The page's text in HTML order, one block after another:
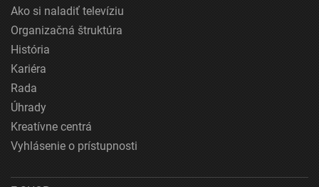
Ako si naladiť televíziu
Organizačná štruktúra
História
Kariéra
Rada
Úhrady
Kreatívne centrá
Vyhlásenie o prístupnosti